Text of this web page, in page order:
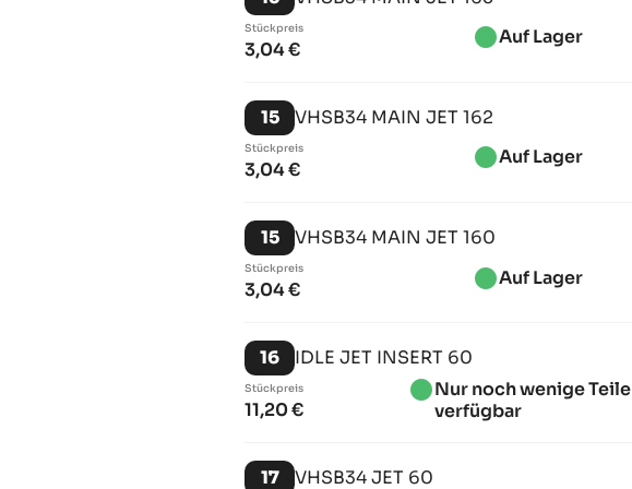
Stückpreis
3,04 € brightness_1Auf Lager
15 VHSB34 MAIN JET 162
Stückpreis
3,04 € brightness_1Auf Lager
15 VHSB34 MAIN JET 160
Stückpreis
3,04 € brightness_1Auf Lager
16 IDLE JET INSERT 60
Stückpreis
11,20 €
brightness_1Nur noch wenige Teile
verfügbar
17 VHSB34 JET 60